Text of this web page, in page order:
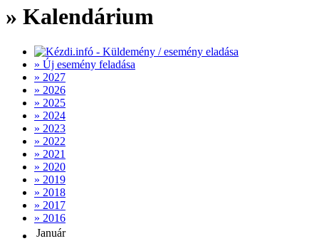
» Kalendárium
» Új esemény feladása
» 2027
» 2026
» 2025
» 2024
» 2023
» 2022
» 2021
» 2020
» 2019
» 2018
» 2017
» 2016
Január